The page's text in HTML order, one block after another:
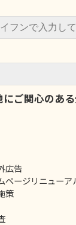
ご関心のあ
広告
ページリニューア
策